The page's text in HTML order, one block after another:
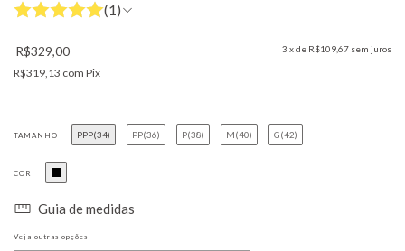
(1)
R$329,00 3 x de R$109,67 sem juros
R$319,13 com Pix
TAMANHO PPP(34) PP(36) P(38) M(40) G(42)
COR
Guia de medidas
Veja outras opções